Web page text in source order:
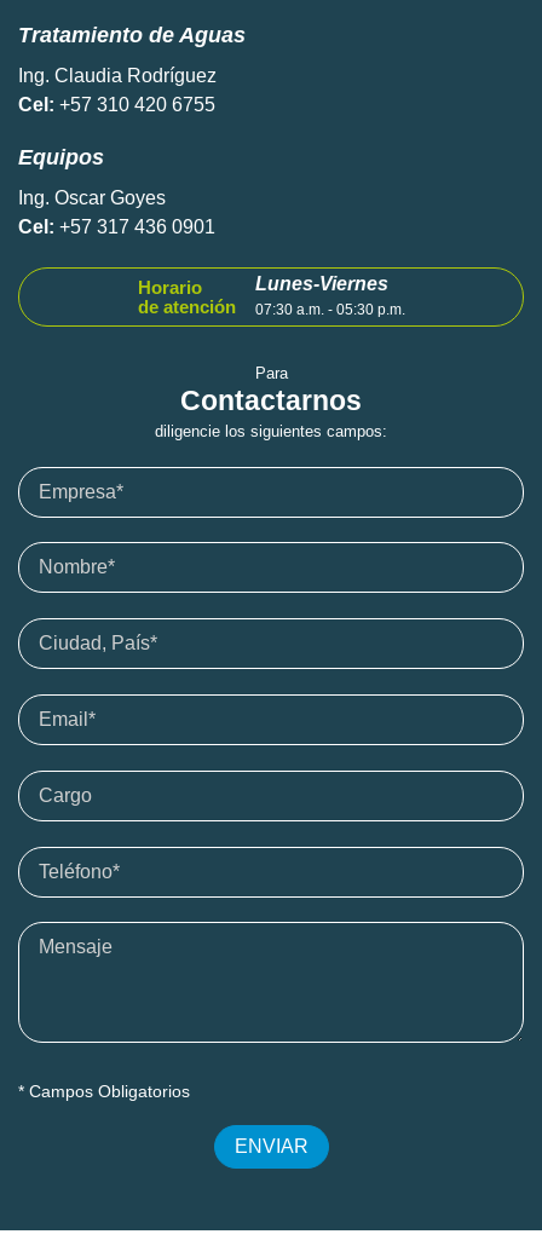
Tratamiento de Aguas
Ing. Claudia Rodríguez
Cel: +57 310 420 6755
Equipos
Ing. Oscar Goyes
Cel: +57 317 436 0901
Horario
de atención
Lunes-Viernes
07:30 a.m. - 05:30 p.m.
Para
Contactarnos
diligencie los siguientes campos:
* Campos Obligatorios